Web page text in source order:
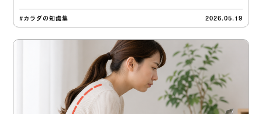
#カラダの知識集 2026.05.19